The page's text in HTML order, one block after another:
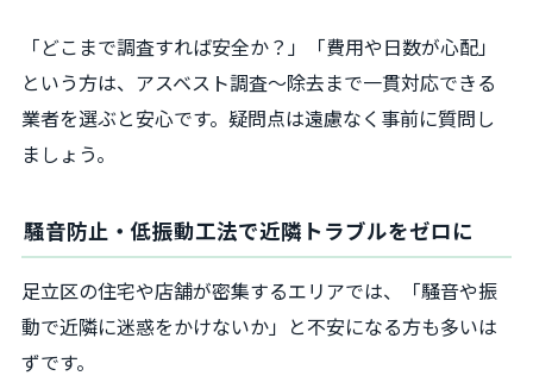
「どこまで調査すれば安全か？」「費用や日数が心配」
という方は、アスベスト調査～除去まで一貫対応できる
業者を選ぶと安心です。疑問点は遠慮なく事前に質問し
ましょう。
騒音防止・低振動工法で近隣トラブルをゼロに
足立区の住宅や店舗が密集するエリアでは、「騒音や振
動で近隣に迷惑をかけないか」と不安になる方も多いは
ずです。